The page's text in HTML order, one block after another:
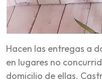
Hacen las entregas a
en lugares no
domicilio de ellas.